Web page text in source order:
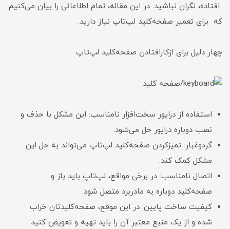
افتاده، نگران نباشید. در این مقاله، تمام اطلاعاتی را بیان می‌کنیم
که برای تعمیر صفحه‌کلید لپ‌تاپ نیاز دارید.
چهار دلیل برای ازکارافتادن صفحه‌کلید لپ‌‌تاپ
استفاده از درایور سخت‌افزار نا‌مناسب: این مشکل با حذف و
نصب دوباره درایور حل می‌شود.
گردوغبار: تمیزکردن صفحه‌کلید لپ‌تاپ می‌تواند به حل این
مشکل کمک کند.
اتصال نامناسب: در برخی مواقع، لپ‌تاپ باید باز و
صفحه‌کلید دوباره به مادربرد متصل شود.
کیفیت ساخت پایین: در این موقع، صفحه‌کلیدتان خراب
شده و از یک منبع معتبر آن را باید تهیه و تعویض کنید.